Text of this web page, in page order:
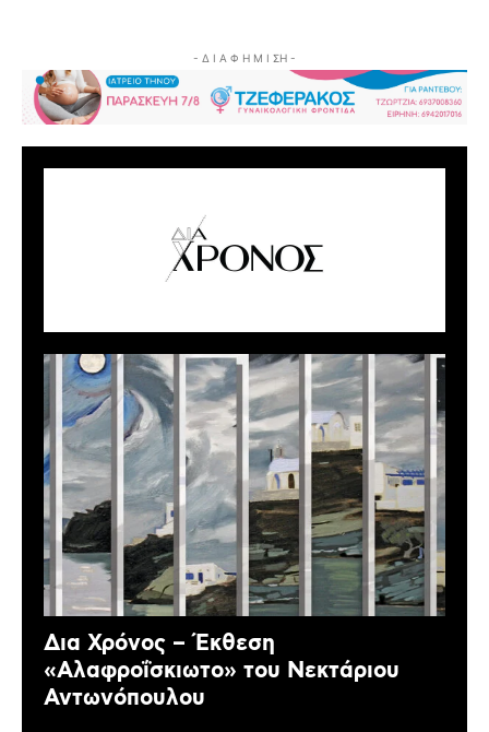
- Δ Ι Α Φ Η Μ Ι ΣΗ -
Δια Χρόνος – Έκθεση
«Αλαφροΐσκιωτο» του Νεκτάριου
Αντωνόπουλου